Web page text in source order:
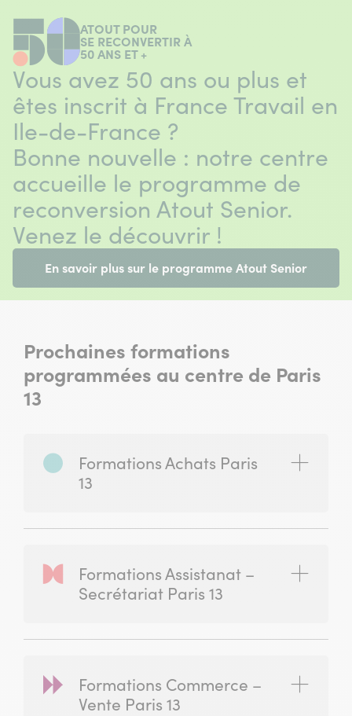
ATOUT POUR
SE RECONVERTIR À
50 ANS ET +
Vous avez 50 ans ou plus et
êtes inscrit à France Travail en
Ile-de-France ?
Bonne nouvelle : notre centre
accueille le programme de
reconversion Atout Senior.
Venez le découvrir !
En savoir plus sur le programme Atout Senior
Prochaines formations
programmées au centre de Paris
13
Formations Achats Paris
13
(ouvrir)
Formations Assistanat –
Secrétariat Paris 13
(ouvrir)
Formations Commerce –
Vente Paris 13
(ouvrir)